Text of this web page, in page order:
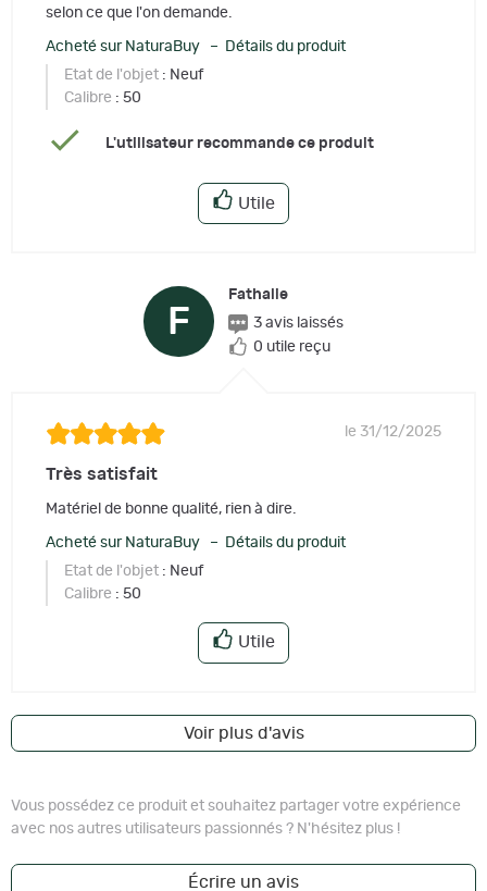
selon ce que l'on demande.
Acheté sur NaturaBuy – Détails du produit
Etat de l'objet : Neuf
Calibre : 50
L'utilisateur recommande ce produit
Utile
F
Fathalie
3 avis laissés
0 utile reçu
le 31/12/2025
Très satisfait
Matériel de bonne qualité, rien à dire.
Acheté sur NaturaBuy – Détails du produit
Etat de l'objet : Neuf
Calibre : 50
Utile
Voir plus d'avis
Vous possédez ce produit et souhaitez partager votre expérience
avec nos autres utilisateurs passionnés ? N'hésitez plus !
Écrire un avis